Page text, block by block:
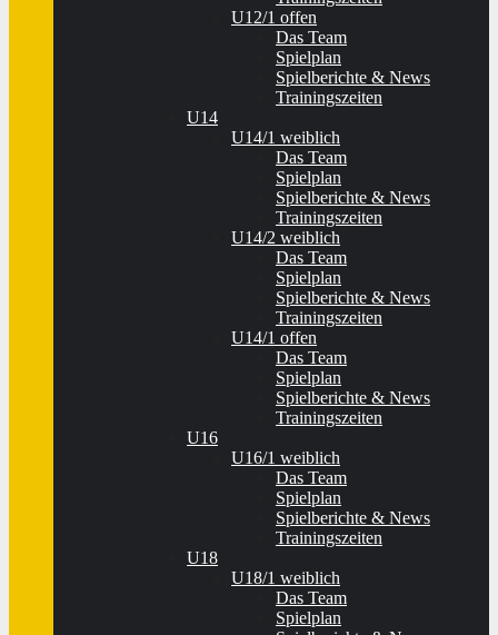
U12/1 offen
Das Team
Spielplan
Spielberichte & News
Trainingszeiten
U14
U14/1 weiblich
Das Team
Spielplan
Spielberichte & News
Trainingszeiten
U14/2 weiblich
Das Team
Spielplan
Spielberichte & News
Trainingszeiten
U14/1 offen
Das Team
Spielplan
Spielberichte & News
Trainingszeiten
U16
U16/1 weiblich
Das Team
Spielplan
Spielberichte & News
Trainingszeiten
U18
U18/1 weiblich
Das Team
Spielplan